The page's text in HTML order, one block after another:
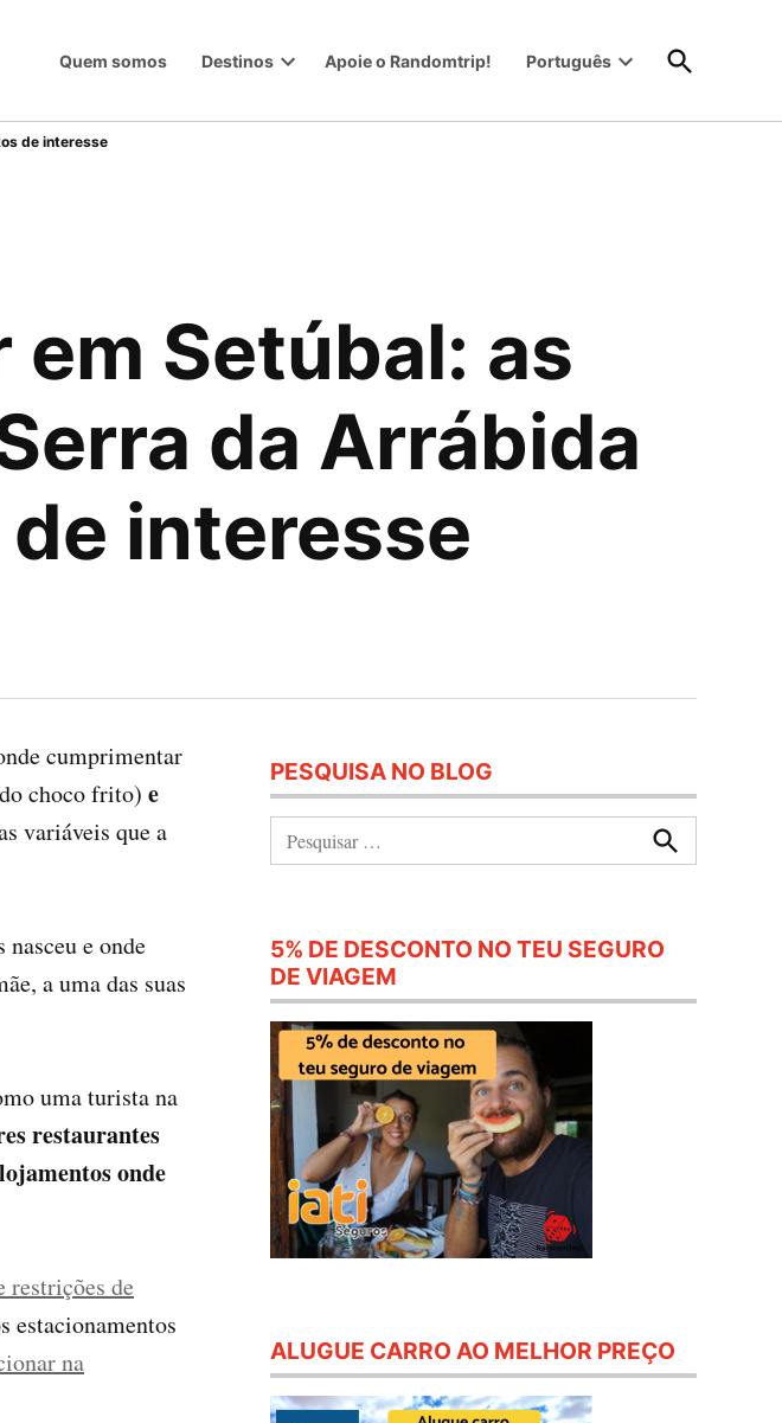
Quem somos Destinos
menu
Apoie o Randomtrip! Português
menu
Abrir
Pesquisa
de interesse
Setúbal: as
da Arrábida
interesse
cumprimentar
choco frito) e
variáveis que a
e onde
a uma das suas
uma turista na
restaurantes
onde
restrições de
estacionamentos
na
PESQUISA NO BLOG
Procurar
5% DE DESCONTO NO TEU SEGURO
DE VIAGEM
ALUGUE CARRO AO MELHOR PREÇO